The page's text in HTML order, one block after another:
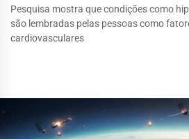
Pesquisa mostra que condições como
são lembradas pelas pessoas como
cardiovasculares